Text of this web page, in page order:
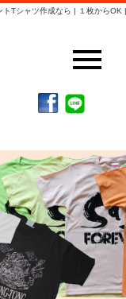
Tシャツ作成なら | １枚からOK |